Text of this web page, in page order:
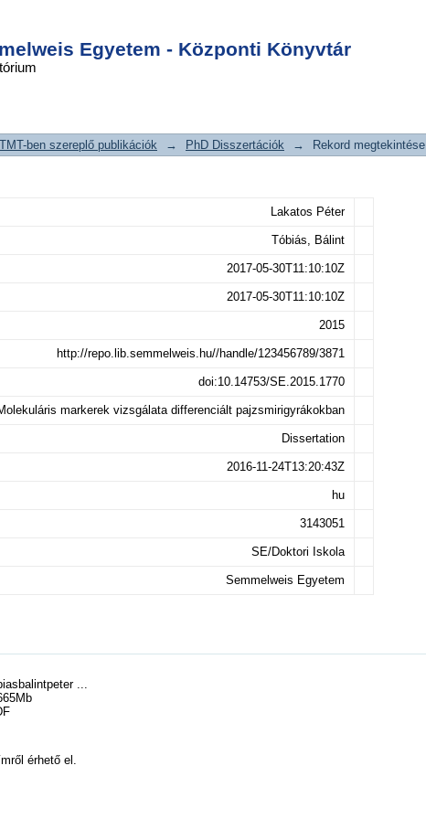
Egyetem - Központi Könyvtár
vizsgálata
ben szereplő publikációk → PhD Disszertációk → Rekord megtekintése
Lakatos Péter
Tóbiás, Bálint
2017-05-30T11:10:10Z
2017-05-30T11:10:10Z
2015
http://repo.lib.semmelweis.hu//handle/123456789/3871
doi:10.14753/SE.2015.1770
markerek vizsgálata differenciált pajzsmirigyrákokban
Dissertation
2016-11-24T13:20:43Z
hu
3143051
SE/Doktori Iskola
Semmelweis Egyetem
...
érhető el.